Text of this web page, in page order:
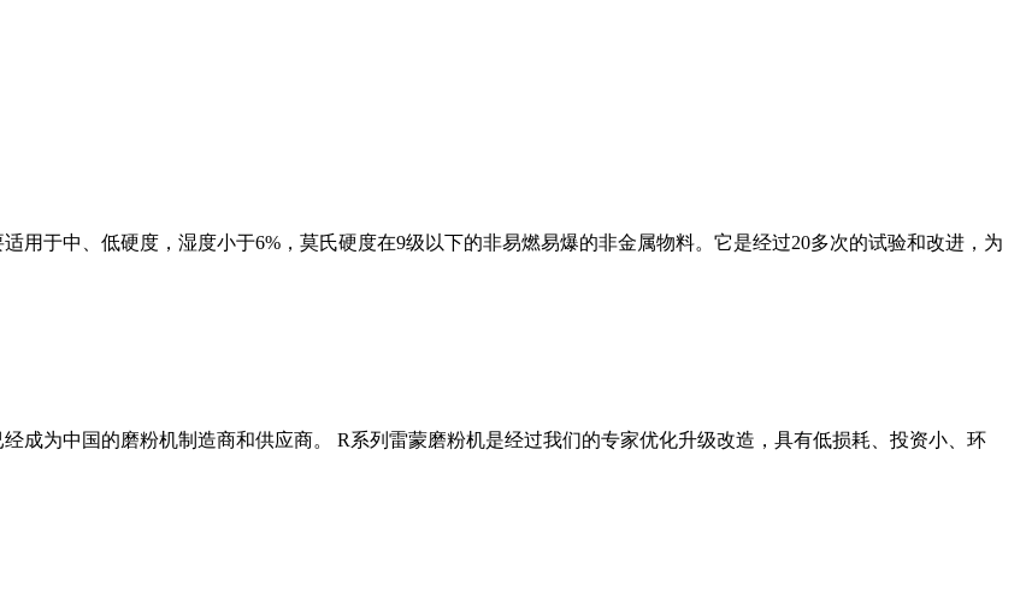
用于中、低硬度，湿度小于6%，莫氏硬度在9级以下的非易燃易爆的非金属物料。它是经过20多次的试验和改进，为
成为中国的磨粉机制造商和供应商。 R系列雷蒙磨粉机是经过我们的专家优化升级改造，具有低损耗、投资小、环